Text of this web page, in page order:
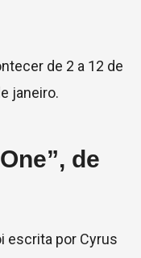
de 2 a 12 de
janeiro.
de
escrita por Cyrus